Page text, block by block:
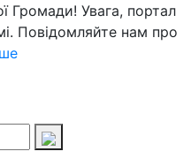
Громади! Увага, портал
Повідомляйте нам про